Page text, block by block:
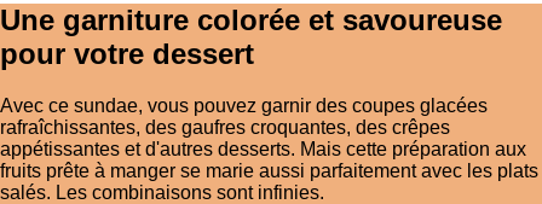
Une garniture colorée et savoureuse
pour votre dessert
Avec ce sundae, vous pouvez garnir des coupes glacées
rafraîchissantes, des gaufres croquantes, des crêpes
appétissantes et d'autres desserts. Mais cette préparation aux
fruits prête à manger se marie aussi parfaitement avec les plats
salés. Les combinaisons sont infinies.